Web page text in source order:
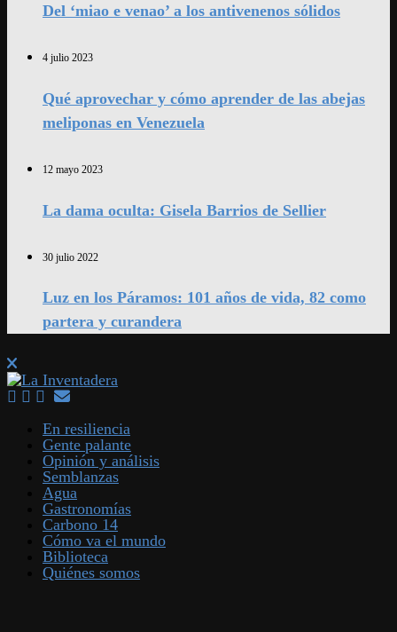
Del ‘miao e venao’ a los antivenenos sólidos
4 julio 2023
Qué aprovechar y cómo aprender de las abejas
meliponas en Venezuela
12 mayo 2023
La dama oculta: Gisela Barrios de Sellier
30 julio 2022
Luz en los Páramos: 101 años de vida, 82 como
partera y curandera
En resiliencia
Gente palante
Opinión y análisis
Semblanzas
Agua
Gastronomías
Carbono 14
Cómo va el mundo
Biblioteca
Quiénes somos